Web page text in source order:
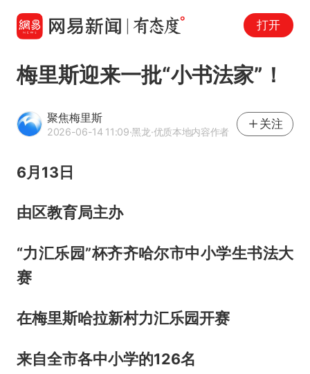
打开
梅里斯迎来一批“小书法家”！
聚焦梅里斯
2026-06-14 11:09·黑龙·优质本地内容作者
关注
6月13日
由区教育局主办
“力汇乐园”杯齐齐哈尔市中小学生书法大
赛
在梅里斯哈拉新村力汇乐园开赛
来自全市各中小学的126名